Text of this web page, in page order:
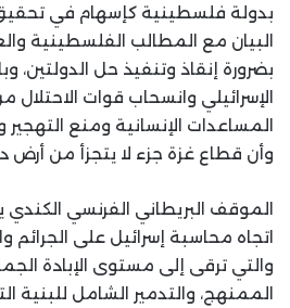
بدولة فلسطينية كإسهام في
البيان مع المطالب الفلسطينية
بضرورة إنقاذ وتنفيذ حل الدولتين،
الإسرائيلي وانسحاب قوات
المساعدات الإنسانية ومنع التهجير
وأن قطاع غزة جزء لا يتجزأ من
الموقف البريطاني الفرنسي الكندي
اتجاه محاسبة إسرائيل على الجرائم
والتي ترقى إلى مستوى الإبادة
الممنهج، والتدمير الشامل للبنية